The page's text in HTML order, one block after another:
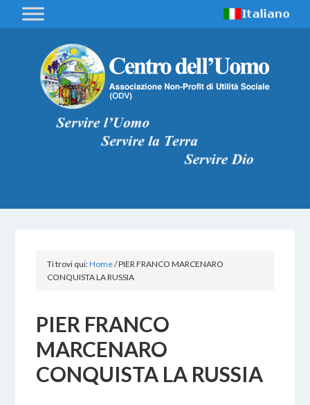
Ti trovi qui:Home/PIER FRANCO MARCENARO
CONQUISTA LA RUSSIA
PIER FRANCO
MARCENARO
CONQUISTA LA RUSSIA